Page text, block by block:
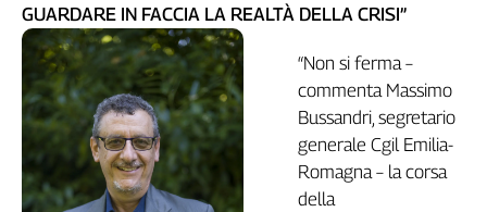
Collettiva
Play
Rubriche
Collettiva
Talk
La
settimana
GUARDARE IN FACCIA LA REALTÀ DELLA CRISI”
“Non si ferma –
commenta Massimo
Bussandri, segretario
generale Cgil Emilia-
Romagna – la corsa
della